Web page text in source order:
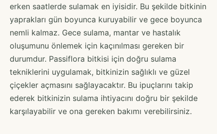
erken saatlerde sulamak en iyisidir. Bu şekilde bitkinin
yaprakları gün boyunca kuruyabilir ve gece boyunca
nemli kalmaz. Gece sulama, mantar ve hastalık
oluşumunu önlemek için kaçınılması gereken bir
durumdur. Passiflora bitkisi için doğru sulama
tekniklerini uygulamak, bitkinizin sağlıklı ve güzel
çiçekler açmasını sağlayacaktır. Bu ipuçlarını takip
ederek bitkinizin sulama ihtiyacını doğru bir şekilde
karşılayabilir ve ona gereken bakımı verebilirsiniz.